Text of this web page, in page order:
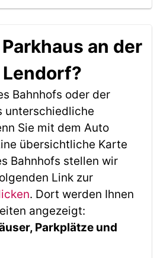
an der
Bahnhofs oder der
unterschiedliche
Sie mit dem Auto
übersichtliche Karte
Bahnhofs stellen wir
Link zur
. Dort werden Ihnen
angezeigt:
Parkplätze und